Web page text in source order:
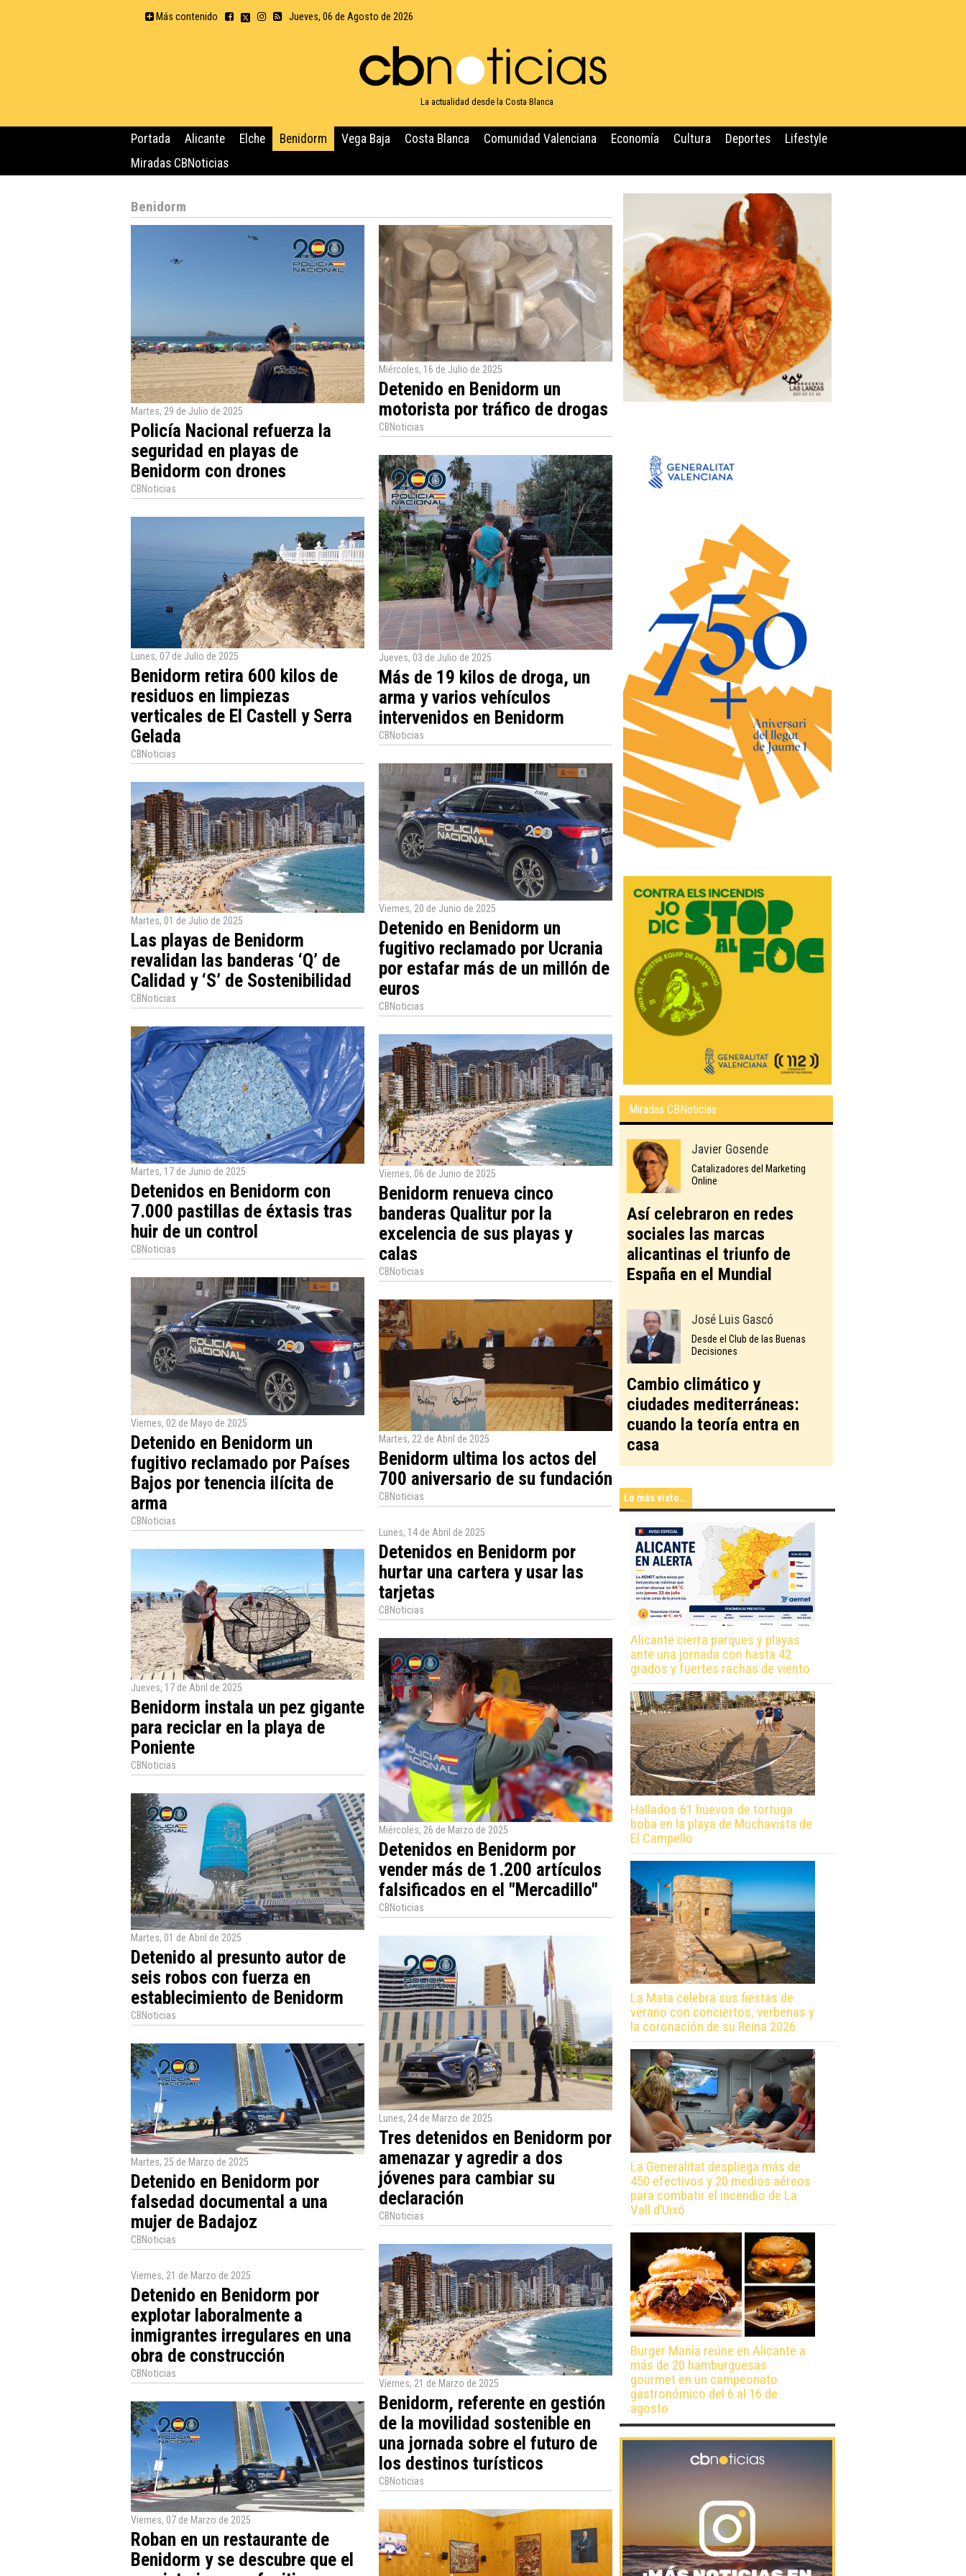
Más contenido Jueves, 06 de Agosto de 2026
La actualidad desde la Costa Blanca
Portada Alicante Elche Benidorm Vega Baja Costa Blanca Comunidad Valenciana Economía Cultura Deportes
Lifestyle
Miradas CBNoticias
Benidorm
Martes, 29 de Julio de 2025
Policía Nacional refuerza la
seguridad en playas de
Benidorm con drones
CBNoticias
Lunes, 07 de Julio de 2025
Benidorm retira 600 kilos de
residuos en limpiezas
verticales de El Castell y Serra
Gelada
CBNoticias
Martes, 01 de Julio de 2025
Las playas de Benidorm
revalidan las banderas ‘Q’ de
Calidad y ‘S’ de Sostenibilidad
CBNoticias
Martes, 17 de Junio de 2025
Detenidos en Benidorm con
7.000 pastillas de éxtasis tras
huir de un control
CBNoticias
Viernes, 02 de Mayo de 2025
Detenido en Benidorm un
fugitivo reclamado por Países
Bajos por tenencia ilícita de
arma
CBNoticias
Jueves, 17 de Abril de 2025
Benidorm instala un pez gigante
para reciclar en la playa de
Poniente
CBNoticias
Martes, 01 de Abril de 2025
Detenido al presunto autor de
seis robos con fuerza en
establecimiento de Benidorm
CBNoticias
Martes, 25 de Marzo de 2025
Detenido en Benidorm por
falsedad documental a una
mujer de Badajoz
CBNoticias
Viernes, 21 de Marzo de 2025
Detenido en Benidorm por
explotar laboralmente a
inmigrantes irregulares en una
obra de construcción
CBNoticias
Viernes, 07 de Marzo de 2025
Roban en un restaurante de
Benidorm y se descubre que el
Miércoles, 16 de Julio de 2025
Detenido en Benidorm un
motorista por tráfico de drogas
CBNoticias
Jueves, 03 de Julio de 2025
Más de 19 kilos de droga, un
arma y varios vehículos
intervenidos en Benidorm
CBNoticias
Viernes, 20 de Junio de 2025
Detenido en Benidorm un
fugitivo reclamado por Ucrania
por estafar más de un millón de
euros
CBNoticias
Viernes, 06 de Junio de 2025
Benidorm renueva cinco
banderas Qualitur por la
excelencia de sus playas y
calas
CBNoticias
Martes, 22 de Abril de 2025
Benidorm ultima los actos del
700 aniversario de su fundación
CBNoticias
Lunes, 14 de Abril de 2025
Detenidos en Benidorm por
hurtar una cartera y usar las
tarjetas
CBNoticias
Miércoles, 26 de Marzo de 2025
Detenidos en Benidorm por
vender más de 1.200 artículos
falsificados en el "Mercadillo"
CBNoticias
Lunes, 24 de Marzo de 2025
Tres detenidos en Benidorm por
amenazar y agredir a dos
jóvenes para cambiar su
declaración
CBNoticias
Viernes, 21 de Marzo de 2025
Benidorm, referente en gestión
de la movilidad sostenible en
una jornada sobre el futuro de
los destinos turísticos
CBNoticias
Miradas CBNoticias
Javier Gosende
Catalizadores del Marketing
Online
Así celebraron en redes
sociales las marcas
alicantinas el triunfo de
España en el Mundial
José Luis Gascó
Desde el Club de las Buenas
Decisiones
Cambio climático y
ciudades mediterráneas:
cuando la teoría entra en
casa
Lo más visto...
Alicante cierra parques y playas
ante una jornada con hasta 42
grados y fuertes rachas de viento
Hallados 61 huevos de tortuga
boba en la playa de Muchavista de
El Campello
La Mata celebra sus fiestas de
verano con conciertos, verbenas y
la coronación de su Reina 2026
La Generalitat despliega más de
450 efectivos y 20 medios aéreos
para combatir el incendio de La
Vall d’Uixó
Burger Manía reúne en Alicante a
más de 20 hamburguesas
gourmet en un campeonato
gastronómico del 6 al 16 de
agosto